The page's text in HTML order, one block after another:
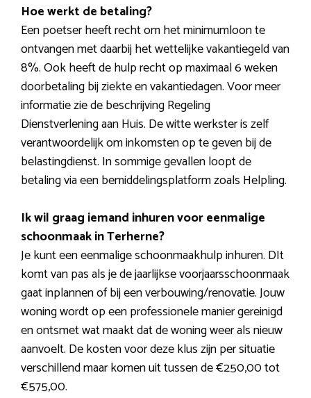
Hoe werkt de betaling?
Een poetser heeft recht om het minimumloon te
ontvangen met daarbij het wettelijke vakantiegeld van
8%. Ook heeft de hulp recht op maximaal 6 weken
doorbetaling bij ziekte en vakantiedagen. Voor meer
informatie zie de beschrijving Regeling
Dienstverlening aan Huis. De witte werkster is zelf
verantwoordelijk om inkomsten op te geven bij de
belastingdienst. In sommige gevallen loopt de
betaling via een bemiddelingsplatform zoals Helpling.
Ik wil graag iemand inhuren voor eenmalige
schoonmaak in Terherne?
Je kunt een eenmalige schoonmaakhulp inhuren. DIt
komt van pas als je de jaarlijkse voorjaarsschoonmaak
gaat inplannen of bij een verbouwing/renovatie. Jouw
woning wordt op een professionele manier gereinigd
en ontsmet wat maakt dat de woning weer als nieuw
aanvoelt. De kosten voor deze klus zijn per situatie
verschillend maar komen uit tussen de €250,00 tot
€575,00.